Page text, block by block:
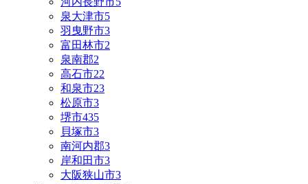
泉大津市5
羽曳野市3
富田林市2
泉南郡2
高石市22
和泉市23
松原市3
堺市435
貝塚市3
南河内郡3
岸和田市3
大阪狭山市3